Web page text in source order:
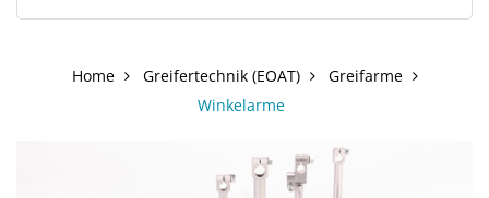
Home Greifertechnik (EOAT)
Greifarme
Winkelarme